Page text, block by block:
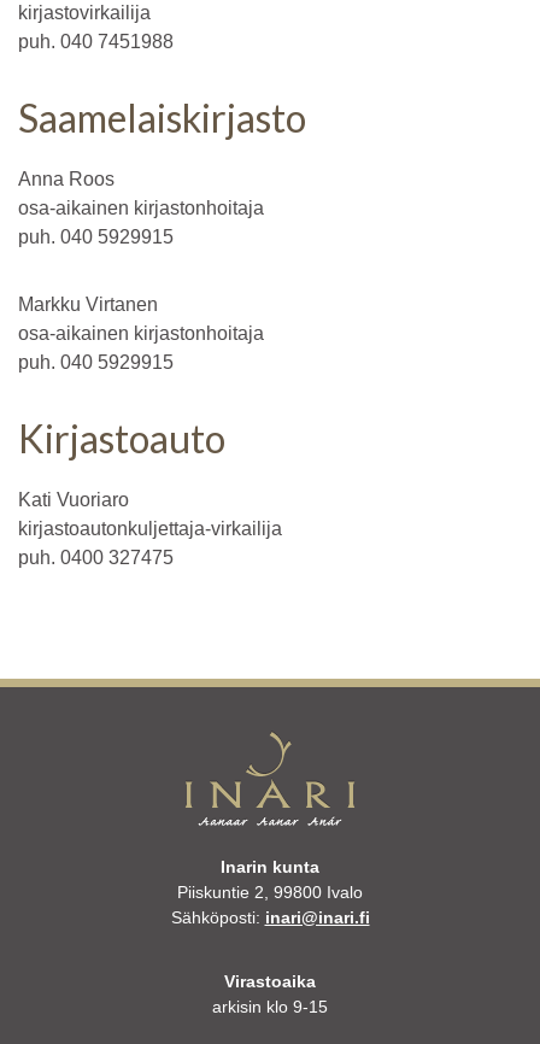
kirjastovirkailija
puh. 040 7451988
Saamelaiskirjasto
Anna Roos
osa-aikainen kirjastonhoitaja
puh. 040 5929915
Markku Virtanen
osa-aikainen kirjastonhoitaja
puh. 040 5929915
Kirjastoauto
Kati Vuoriaro
kirjastoautonkuljettaja-virkailija
puh. 0400 327475
Inarin kunta
Piiskuntie 2, 99800 Ivalo
Sähköposti: inari@inari.fi
Virastoaika
arkisin klo 9-15